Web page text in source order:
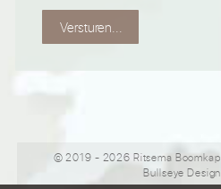
Versturen...
© 2019 - 2026 Ritsema Boomkap
Bullseye Design